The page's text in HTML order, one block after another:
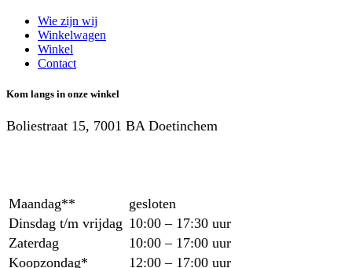
Wie zijn wij
Winkelwagen
Winkel
Contact
Kom langs in onze winkel
Boliestraat 15, 7001 BA Doetinchem
Maandag**
gesloten
Dinsdag t/m vrijdag 10:00 – 17:30 uur
Zaterdag
10:00 – 17:00 uur
Koopzondag*
12:00 – 17:00 uur